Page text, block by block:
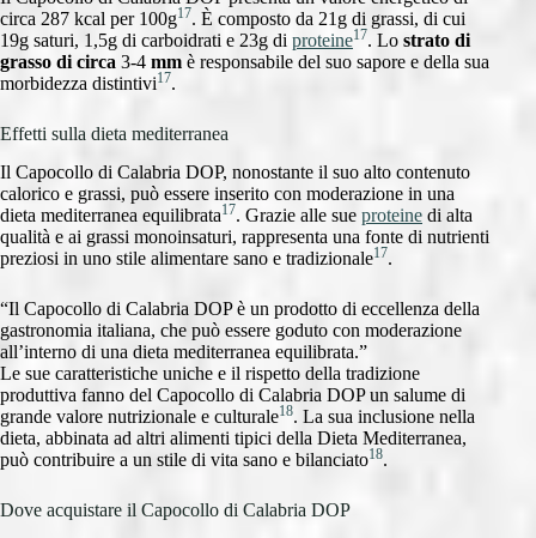
circa 287 kcal per 100g17. È composto da 21g di grassi, di cui
19g saturi, 1,5g di carboidrati e 23g di proteine17. Lo strato di
grasso di circa 3-4 mm è responsabile del suo sapore e della sua
morbidezza distintivi17.
Effetti sulla dieta mediterranea
Il Capocollo di Calabria DOP, nonostante il suo alto contenuto
calorico e grassi, può essere inserito con moderazione in una
dieta mediterranea equilibrata17. Grazie alle sue proteine di alta
qualità e ai grassi monoinsaturi, rappresenta una fonte di nutrienti
preziosi in uno stile alimentare sano e tradizionale17.
“Il Capocollo di Calabria DOP è un prodotto di eccellenza della
gastronomia italiana, che può essere goduto con moderazione
all’interno di una dieta mediterranea equilibrata.”
Le sue caratteristiche uniche e il rispetto della tradizione
produttiva fanno del Capocollo di Calabria DOP un salume di
grande valore nutrizionale e culturale18. La sua inclusione nella
dieta, abbinata ad altri alimenti tipici della Dieta Mediterranea,
può contribuire a un stile di vita sano e bilanciato18.
Dove acquistare il Capocollo di Calabria DOP